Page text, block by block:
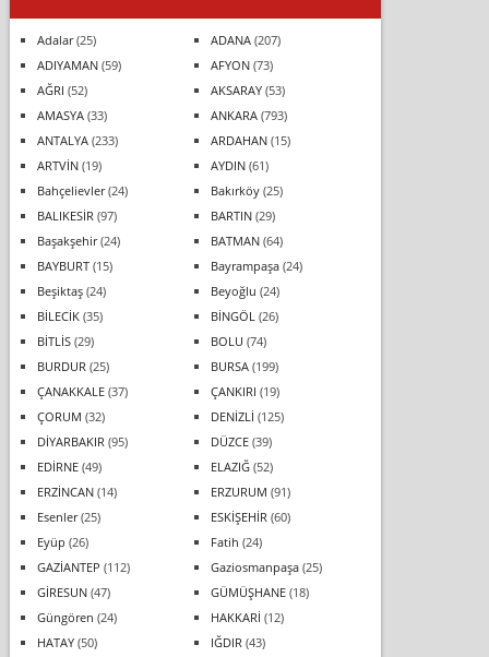
Adalar(25) ADANA(207)
ADIYAMAN(59) AFYON(73)
AĞRI (52) AKSARAY(53)
AMASYA(33) ANKARA(793)
ANTALYA(233) ARDAHAN(15)
ARTVİN(19) AYDIN(61)
Bahçelievler(24) Bakırköy(25)
BALIKESİR (97) BARTIN(29)
Başakşehir(24) BATMAN(64)
BAYBURT(15) Bayrampaşa(24)
Beşiktaş(24) Beyoğlu (24)
BİLECİK(35) BİNGÖL (26)
BİTLİS(29) BOLU (74)
BURDUR (25) BURSA(199)
ÇANAKKALE(37) ÇANKIRI (19)
ÇORUM (32) DENİZLİ (125)
DİYARBAKIR (95) DÜZCE(39)
EDİRNE(49) ELAZIĞ(52)
ERZİNCAN(14) ERZURUM (91)
Esenler(25) ESKİŞEHİR (60)
Eyüp (26) Fatih (24)
GAZİANTEP (112) Gaziosmanpaşa(25)
GİRESUN(47) GÜMÜŞHANE(18)
Güngören (24) HAKKARİ (12)
HATAY(50) IĞDIR (43)